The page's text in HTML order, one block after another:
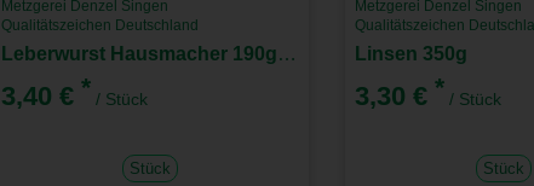
Metzgerei Denzel Singen
Qualitätszeichen Deutschland
Leberwurst Hausmacher 190g Dose
3,40 €* / Stück
Stück
Metzgerei Denzel Singen
Qualitätszeichen
Linsen 350g
3,30 € * / Stück
Stück